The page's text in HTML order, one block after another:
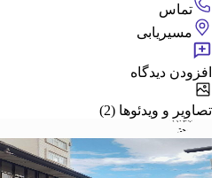
تماس
مسیریابی
افزودن دیدگاه
تصاویر و ویدئوها (2)